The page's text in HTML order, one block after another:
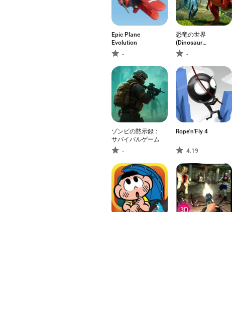
Epic Plane
Evolution
-
恐竜の世界
(Dinosaur
Universe)
-
ゾンビの黙示録：
サバイバルゲーム
-
Rope'n'Fly 4
4.19